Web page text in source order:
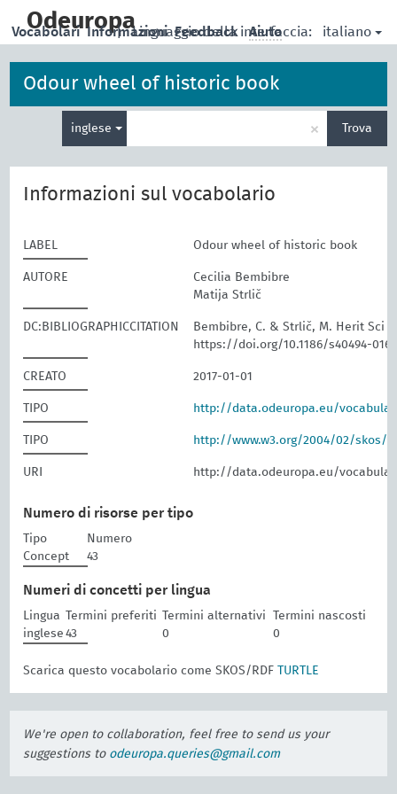
main
Odeuropa
| Linguaggio della interfaccia: italiano
Vocabolari Informazioni Feedback Aiuto
Odour wheel of historic book
inglese
per
la
× Trova
Informazioni sul vocabolario
LABEL Odour wheel of historic book
AUTORE
Cecilia Bembibre
Matija Strlič
DC:BIBLIOGRAPHICCITATION
Bembibre, C. & Strlič, M. Herit Sci
https://doi.org/10.1186/s40494-016-
CREATO 2017-01-01
TIPO http://data.odeuropa.eu/
TIPO http://www.w3.org/2004/02/skos/
URI http://data.odeuropa.eu/
Numero di risorse per tipo
Tipo
Numero
Concept
43
Numeri di concetti per lingua
Lingua Termini preferiti Termini alternativi
Termini nascosti
inglese 43 0 0
Scarica questo vocabolario come SKOS/RDF TURTLE
We're open to collaboration, feel free to send us your
suggestions to odeuropa.queries@gmail.com